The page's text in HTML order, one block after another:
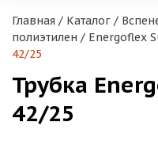
Главная / Каталог /
полиэтилен / Energoflex
42/25
Трубка
42/25